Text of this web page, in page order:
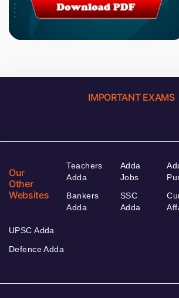
IMPORTANT EXAMS
Our
Other
Websites
Teachers
Adda
Bankers
Adda
Adda
Jobs
SSC
Adda
UPSC Adda
Defence Adda